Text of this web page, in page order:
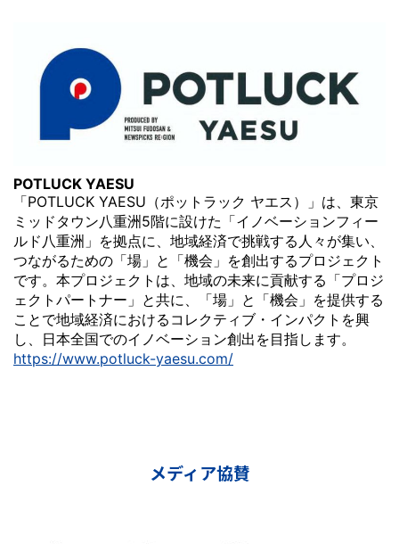
POTLUCK YAESU
「POTLUCK YAESU（ポットラック ヤエス）」は、東京
ミッドタウン八重洲5階に設けた「イノベーションフィー
ルド八重洲」を拠点に、地域経済で挑戦する人々が集い、
つながるための「場」と「機会」を創出するプロジェクト
です。本プロジェクトは、地域の未来に貢献する「プロジ
ェクトパートナー」と共に、「場」と「機会」を提供する
ことで地域経済におけるコレクティブ・インパクトを興
し、日本全国でのイノベーション創出を目指します。
https://www.potluck-yaesu.com/
メディア協賛